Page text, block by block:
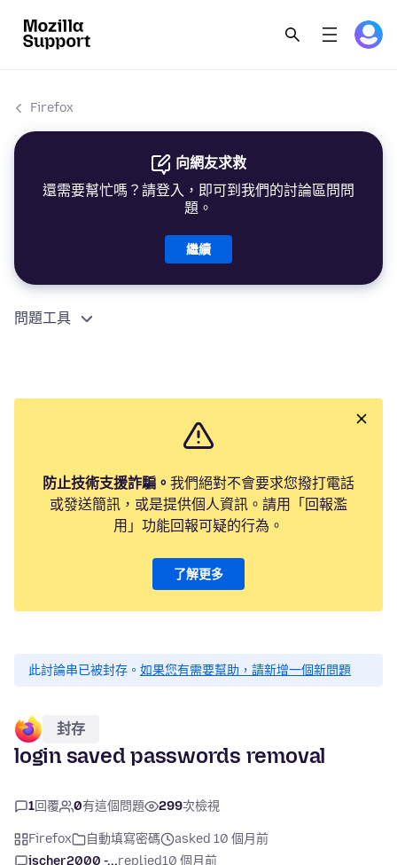
Firefox
向網友求救
還需要幫忙嗎？請登入，即可到我們的討論區問問
題。
繼續
問題工具
防止技術支援詐騙。 我們絕對不會要求您撥打電話
或發送簡訊，或是提供個人資訊。請用「回報濫
用」功能回報可疑的行為。
了解更多
此討論串已被封存。 如果您有需要幫助，請新增一個新問題
封存
login saved passwords removal
1回覆 0有這個問題 299次檢視
Firefox 自動填寫密碼
asked 10 個月前
jscher2000 -...replied10 個月前